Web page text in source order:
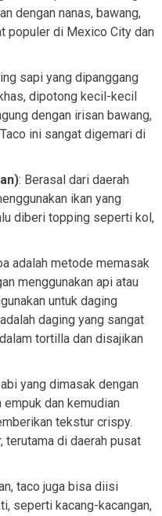
dengan nanas, bawang,
populer di Mexico City dan
sapi yang dipanggang
dipotong kecil-kecil
dengan irisan bawang,
ini sangat digemari di
: Berasal dari daerah
ikan yang
diberi topping seperti kol,
adalah metode memasak
menggunakan api atau
untuk daging
daging yang sangat
tortilla dan disajikan
yang dimasak dengan
dan kemudian
tekstur crispy.
terutama di daerah pusat
taco juga bisa diisi
seperti kacang-kacangan,